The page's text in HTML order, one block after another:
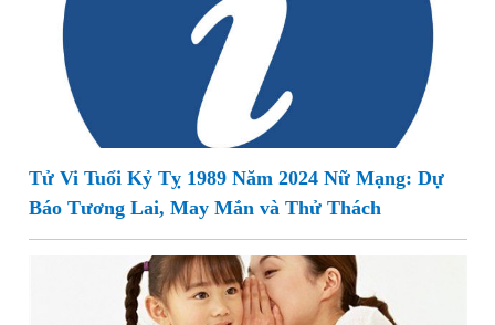
Tử Vi Tuổi Kỷ Tỵ 1989 Năm 2024 Nữ Mạng: Dự
Báo Tương Lai, May Mắn và Thử Thách